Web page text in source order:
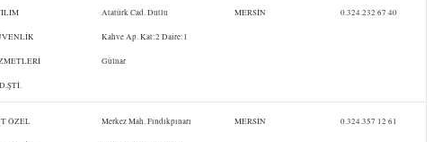
Atatürk Cad. Dutlu
Kahve Ap. Kat:2 Daire:1
Gülnar
MERSİN 0.324.232 67 40
ÖZEL Merkez Mah. Fındıkpınarı MERSİN 0.324.357 12 61